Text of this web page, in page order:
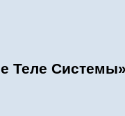
Теле Системы»